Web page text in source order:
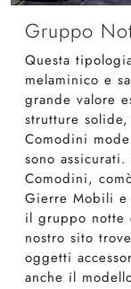
Gruppo
Questa
melaminico e
grande valore
strutture
Comodini
sono
Comodini,
Gierre Mobili e
il gruppo notte
nostro sito
oggetti
anche il